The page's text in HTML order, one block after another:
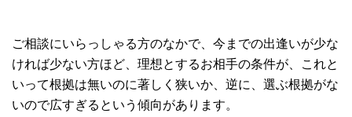
ご相談にいらっしゃる方のなかで、今までの出逢いが少な
ければ少ない方ほど、理想とするお相手の条件が、これと
いって根拠は無いのに著しく狭いか、逆に、選ぶ根拠がな
いので広すぎるという傾向があります。